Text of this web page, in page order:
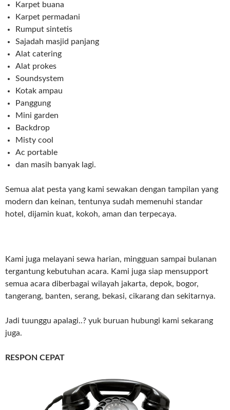
Karpet buana
Karpet permadani
Rumput sintetis
Sajadah masjid panjang
Alat catering
Alat prokes
Soundsystem
Kotak ampau
Panggung
Mini garden
Backdrop
Misty cool
Ac portable
dan masih banyak lagi.
Semua alat pesta yang kami sewakan dengan tampilan yang
modern dan keinan, tentunya sudah memenuhi standar
hotel, dijamin kuat, kokoh, aman dan terpecaya.
Kami juga melayani sewa harian, mingguan sampai bulanan
tergantung kebutuhan acara. Kami juga siap mensupport
semua acara diberbagai wilayah jakarta, depok, bogor,
tangerang, banten, serang, bekasi, cikarang dan sekitarnya.
Jadi tuunggu apalagi..? yuk buruan hubungi kami sekarang
juga.
RESPON CEPAT